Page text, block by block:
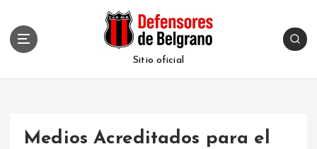
Sitio oficial
Medios Acreditados para el